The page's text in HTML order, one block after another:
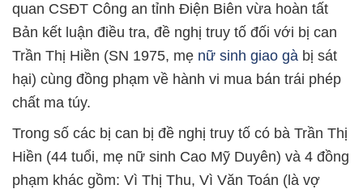
quan CSĐT Công an tỉnh Điện Biên vừa hoàn tất
Bản kết luận điều tra, đề nghị truy tố đối với bị can
Trần Thị Hiền (SN 1975, mẹ nữ sinh giao gà bị sát
hại) cùng đồng phạm về hành vi mua bán trái phép
chất ma túy.
Trong số các bị can bị đề nghị truy tố có bà Trần Thị
Hiền (44 tuổi, mẹ nữ sinh Cao Mỹ Duyên) và 4 đồng
phạm khác gồm: Vì Thị Thu, Vì Văn Toán (là vợ